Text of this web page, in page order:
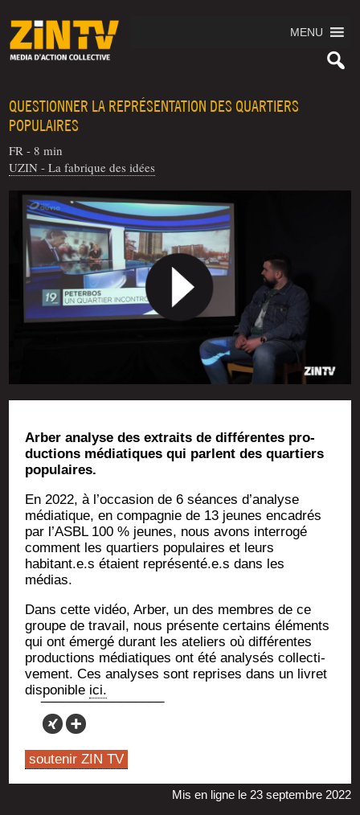
MENU
QUESTIONNER LA REPRÉSENTATION DES QUARTIERS
POPULAIRES
FR - 8 min
UZIN - La fabrique des idées
Arber ana­lyse des extraits de dif­fé­rentes pro­
duc­tions média­tiques qui parlent des quar­tiers
populaires.
En 2022, à l’occasion de 6 séances d’analyse
média­tique, en com­pa­gnie de 13 jeunes enca­drés
par l’ASBL 100 % jeunes, nous avons inter­ro­gé
com­ment les quar­tiers popu­laires et leurs
habitant.e.s étaient représenté.e.s dans les
médias.
Dans cette vidéo, Arber, un des membres de ce
groupe de tra­vail, nous pré­sente cer­tains élé­ments
qui ont émer­gé durant les ate­liers où dif­fé­rentes
pro­duc­tions média­tiques ont été ana­ly­sés col­lec­ti­
ve­ment. Ces ana­lyses sont reprises dans un livret
dis­po­nible ici.
soutenir ZIN TV
Mis en ligne le 23 septembre 2022